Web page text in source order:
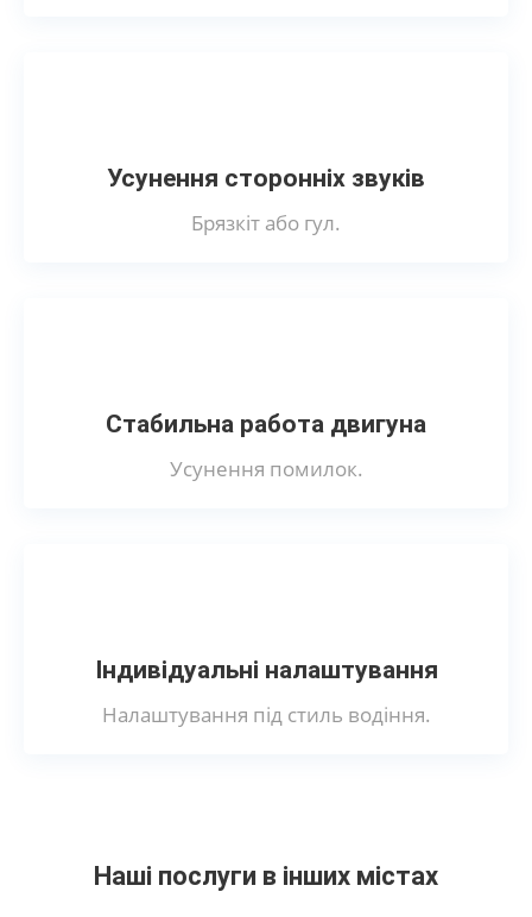
Усунення сторонніх звуків
Брязкіт або гул.
Стабильна работа двигуна
Усунення помилок.
Індивідуальні налаштування
Налаштування під стиль водіння.
Наші послуги в інших містах